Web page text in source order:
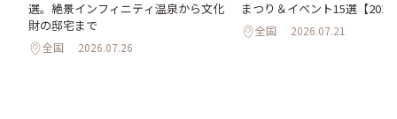
選。絶景インフィニティ温泉から文化
財の邸宅まで
全国 2026.07.26
まつり＆イベント15選【
全国 2026.07.21